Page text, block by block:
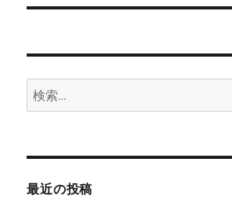
ン
投
検
索:
最近の投稿